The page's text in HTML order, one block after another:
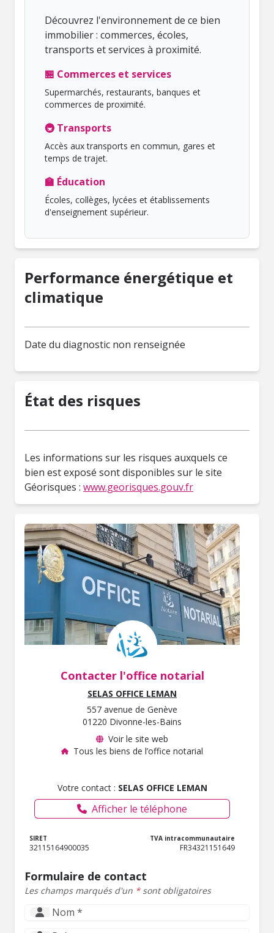
Découvrez l'environnement de ce bien
immobilier : commerces, écoles,
transports et services à proximité.
🏪 Commerces et services
Supermarchés, restaurants, banques et
commerces de proximité.
🚇 Transports
Accès aux transports en commun, gares et
temps de trajet.
🏫 Éducation
Écoles, collèges, lycées et établissements
d'enseignement supérieur.
Performance énergétique et
climatique
Date du diagnostic non renseignée
État des risques
Les informations sur les risques auxquels ce
bien est exposé sont disponibles sur le site
Géorisques : www.georisques.gouv.fr
Contacter l'office notarial
SELAS OFFICE LEMAN
557 avenue de Genève
01220 Divonne-les-Bains
Voir le site web
Tous les biens de l’office notarial
Votre contact : SELAS OFFICE LEMAN
Afficher le téléphone
SIRET
32115164900035
TVA intracommunautaire
FR34321151649
Formulaire de contact
Les champs marqués d'un *sont obligatoires